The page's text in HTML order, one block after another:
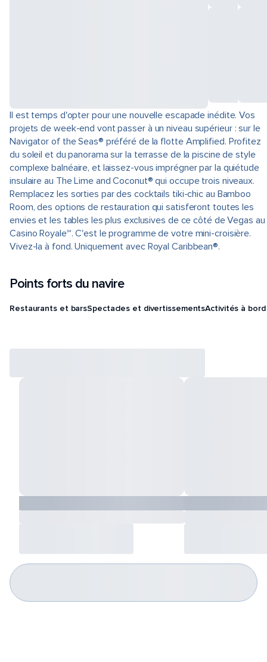
Il est temps d'opter pour une nouvelle escapade inédite. Vos
projets de week-end vont passer à un niveau supérieur : sur le
Navigator of the Seas® préféré de la flotte Amplified. Profitez
du soleil et du panorama sur la terrasse de la piscine de style
complexe balnéaire, et laissez-vous imprégner par la quiétude
insulaire au The Lime and Coconut® qui occupe trois niveaux.
Remplacez les sorties par des cocktails tiki-chic au Bamboo
Room, des options de restauration qui satisferont toutes les
envies et les tables les plus exclusives de ce côté de Vegas au
Casino Royale℠. C'est le programme de votre mini-croisière.
Vivez-la à fond. Uniquement avec Royal Caribbean®.
Points forts du navire
Restaurants et barsSpectacles et divertissementsActivités à bord